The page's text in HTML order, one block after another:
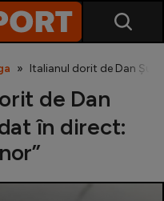
Italianul dorit de Dan
de Dan
în direct: